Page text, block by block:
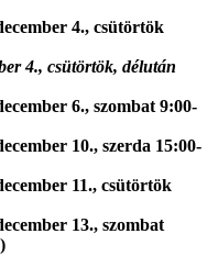
4., csütörtök
4., csütörtök, délután
6., szombat 9:00-
10., szerda 15:00-
11., csütörtök
13., szombat